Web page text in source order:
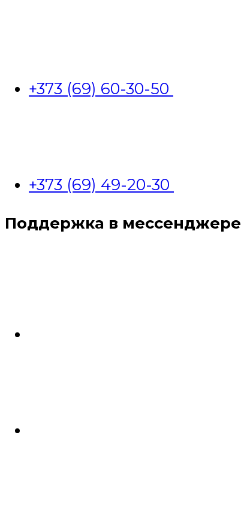
+373 (69) 60-30-50
+373 (69) 49-20-30
Поддержка в мессенджере